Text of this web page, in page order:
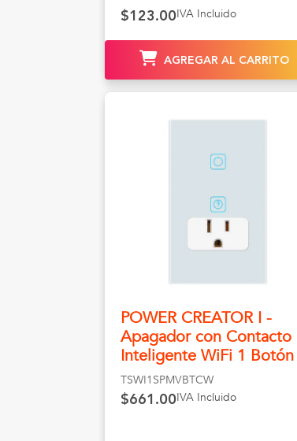
$123.00IVA Incluido
AGREGAR AL CARRITO
POWER CREATOR I -
Apagador con Contacto
Inteligente WiFi 1 Botón
TSWI1SPMVBTCW
$661.00IVA Incluido